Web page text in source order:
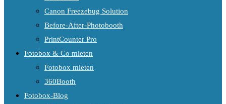
Canon Freezebug Solution
Before-After-Photobooth
PrintCounter Pro
Fotobox & Co mieten
Fotobox mieten
360Booth
Fotobox-Blog